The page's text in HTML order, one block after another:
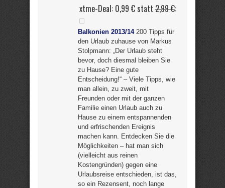
xtme-Deal: 0,99 € statt2,99 €:
Balkonien 2013/14200 Tipps für
den Urlaub zuhause von Markus
Stolpmann: „Der Urlaub steht
bevor, doch diesmal bleiben Sie
zu Hause? Eine gute
Entscheidung!“ – Viele Tipps, wie
man allein, zu zweit, mit
Freunden oder mit der ganzen
Familie einen Urlaub auch zu
Hause zu einem entspannenden
und erfrischenden Ereignis
machen kann. Entdecken Sie die
Möglichkeiten – hat man sich
(vielleicht aus reinen
Kostengründen) gegen eine
Urlaubsreise entschieden, ist das,
so ein Rezensent, noch lange